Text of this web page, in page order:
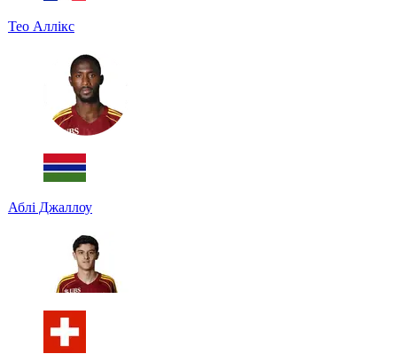
Teo Аллікс
Аблі Джаллоу